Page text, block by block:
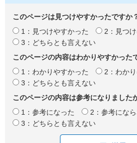
このページは見つけやすかったですか
1：見つけやすかった
2：見つ
3：どちらとも言えない
このページの内容はわかりやすかった
1：わかりやすかった
2：わか
3：どちらとも言えない
このページの内容は参考になりました
1：参考になった
2：参考にな
3：どちらとも言えない